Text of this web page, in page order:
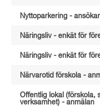
Nyttoparkering -
Näringsliv - enkät för
Näringsliv - enkät för
Närvarotid förskola -
Offentlig lokal (förskola,
verksamhet) - anmälan